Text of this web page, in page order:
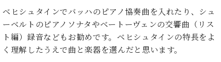
シ
ュ
タ
イ
る
こ
と
シ
ュ
タ
イ
ン
ヒ
ス
ト
ら
お
知
ら
録
音
し
た
ン・
サ
ロ
ン
ベヒシュタインでバッハのピアノ協奏曲を入れたり、シュ
ーベルトのピアノソナタやベートーヴェンの交響曲（リス
ト編）録音などもお勧めです。ベヒシュタインの特長をよ
く理解したうえで曲と楽器を選んだと思います。